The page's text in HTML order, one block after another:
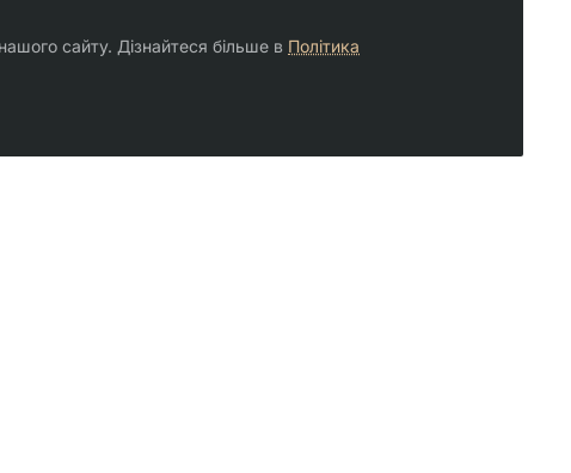
сайту. Дізнайтеся більше в Політика